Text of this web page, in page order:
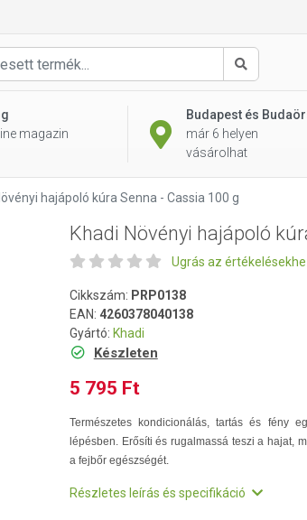
Keresés
magazin
Budapest és
már 6 helyen
vásárolhat
hajápoló kúra Senna - Cassia 100 g
Khadi Növényi hajápoló
Ugrás az
Cikkszám: PRP0138
EAN: 4260378040138
Gyártó: Khadi
Készleten
5 795 Ft
Természetes kondicionálás, tartás és fény
lépésben. Erősíti és rugalmassá teszi a hajat,
a fejbőr egészségét.
Részletes leírás és specifikáció